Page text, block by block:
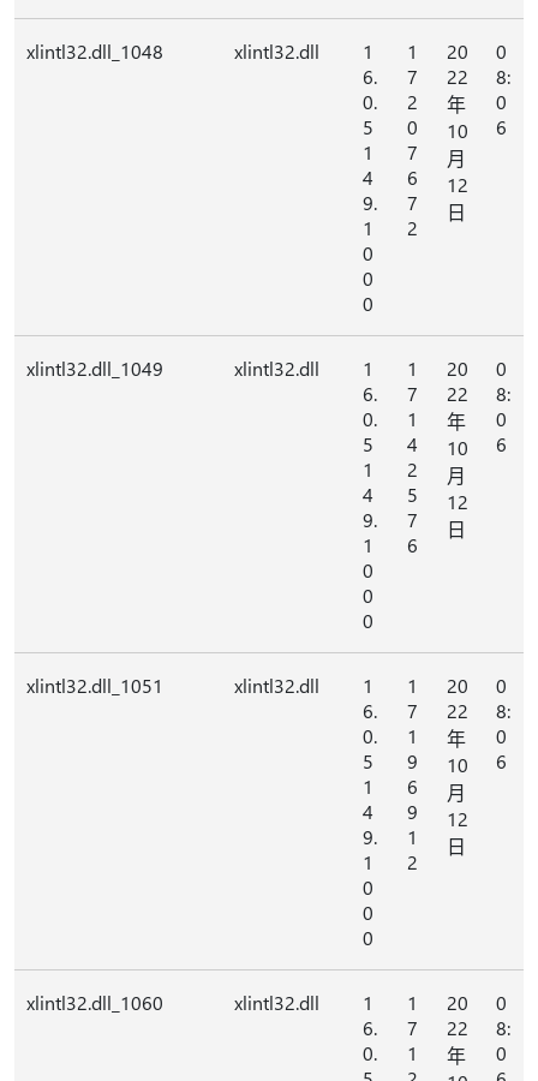
xlintl32.dll_1048 xlintl32.dll
1
6.
0.
5
1
4
9.
1
0
0
0
1
7
2
0
7
6
7
2
20
22
年
10
月
12
日
0
8:
0
6
xlintl32.dll_1049 xlintl32.dll
1
6.
0.
5
1
4
9.
1
0
0
0
1
7
1
4
2
5
7
6
20
22
年
10
月
12
日
0
8:
0
6
xlintl32.dll_1051 xlintl32.dll
1
6.
0.
5
1
4
9.
1
0
0
0
1
7
1
9
6
9
1
2
20
22
年
10
月
12
日
0
8:
0
6
xlintl32.dll_1060 xlintl32.dll
1
6.
0.
1
7
1
20
22
年
0
8:
0